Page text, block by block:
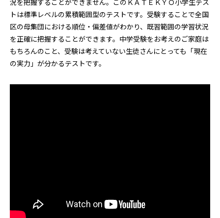
況を把握することができません。このＫＡＴＥＫＹＯ小学生テス
トは標準レベルの累積範囲型のテストです。受験することで全国
区の母集団における順位・偏差値がわかり、既習範囲の学習状況
を正確に把握することができます。中学受験をお考えのご家庭は
もちろんのこと、受験は考えていない生徒さんにとっても「現在
の実力」が分かるテストです。